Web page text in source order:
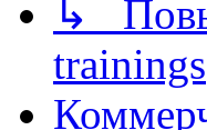
↳
trainings